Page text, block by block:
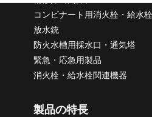
コンビナート用消火栓・給水栓
放水銃
防火水槽用採水口・通気塔
緊急・応急用製品
消火栓・給水栓関連機器
製品の特長